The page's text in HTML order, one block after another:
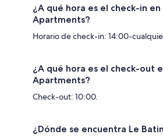
¿A qué hora es el check-in
Apartments?
Horario de check-in: 14:00-
¿A qué hora es el check-out
Apartments?
Check-out: 10:00.
¿Dónde se encuentra Le